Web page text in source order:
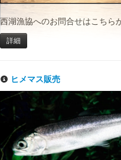
西湖漁協へのお問合せはこちら
詳細
ヒメマス販売